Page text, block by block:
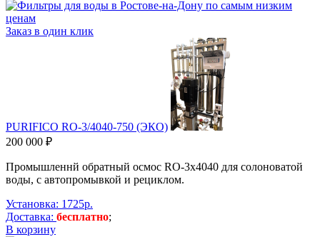
Заказ в один клик
PURIFICO RO-3/4040-750 (ЭКО)
200 000 ₽
Промышленнй обратный осмос RO-3х4040 для солоноватой
воды, с автопромывкой и рециклом.
Установка: 1725р.
Доставка: бесплатно;
В корзину